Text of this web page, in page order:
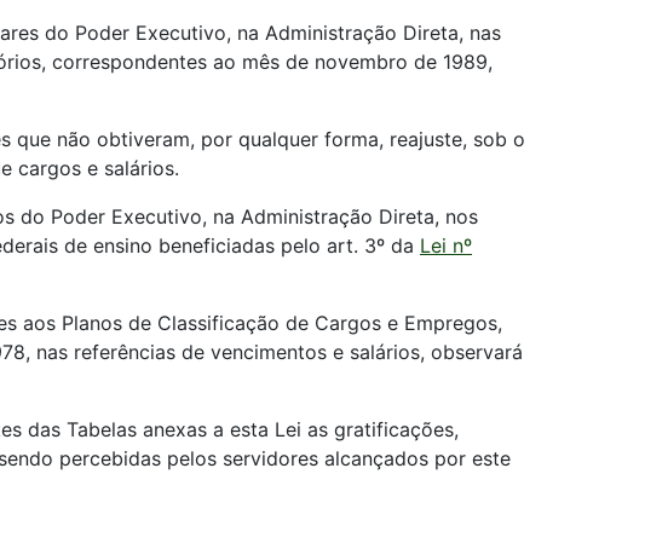
do Poder Executivo, na Administração Direta, nas
correspondentes ao mês de novembro de 1989,
que não obtiveram, por qualquer forma, reajuste, sob o
cargos e salários.
do Poder Executivo, na Administração Direta, nos
de ensino beneficiadas pelo art. 3º da Lei nº
aos Planos de Classificação de Cargos e Empregos,
nas referências de vencimentos e salários, observará
das Tabelas anexas a esta Lei as gratificações,
percebidas pelos servidores alcançados por este